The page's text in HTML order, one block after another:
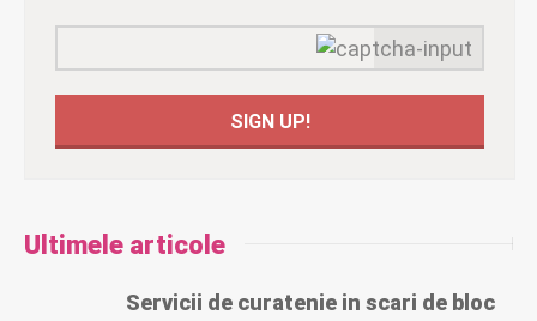
Ultimele articole
Servicii de curatenie in scari de bloc